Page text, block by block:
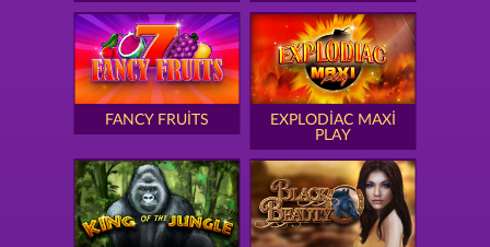
FANCY FRUITS
EXPLODIAC MAXI
PLAY